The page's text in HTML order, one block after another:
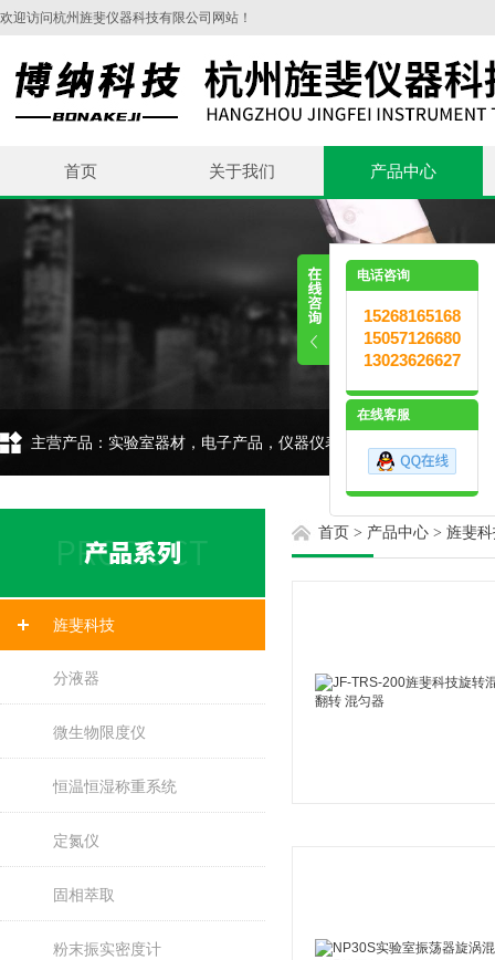
欢迎访问杭州旌斐仪器科技有限公司网站！
首页 关于我们 产品中心
主营产品：实验室器材，电子产品，仪器仪表，环保设备，五金交
旌斐科技
分液器
微生物限度仪
恒温恒湿称重系统
定氮仪
固相萃取
粉末振实密度计
首页 > 产品中心 > 旌斐
电话咨询
15268165168
15057126680
13023626627
在线客服